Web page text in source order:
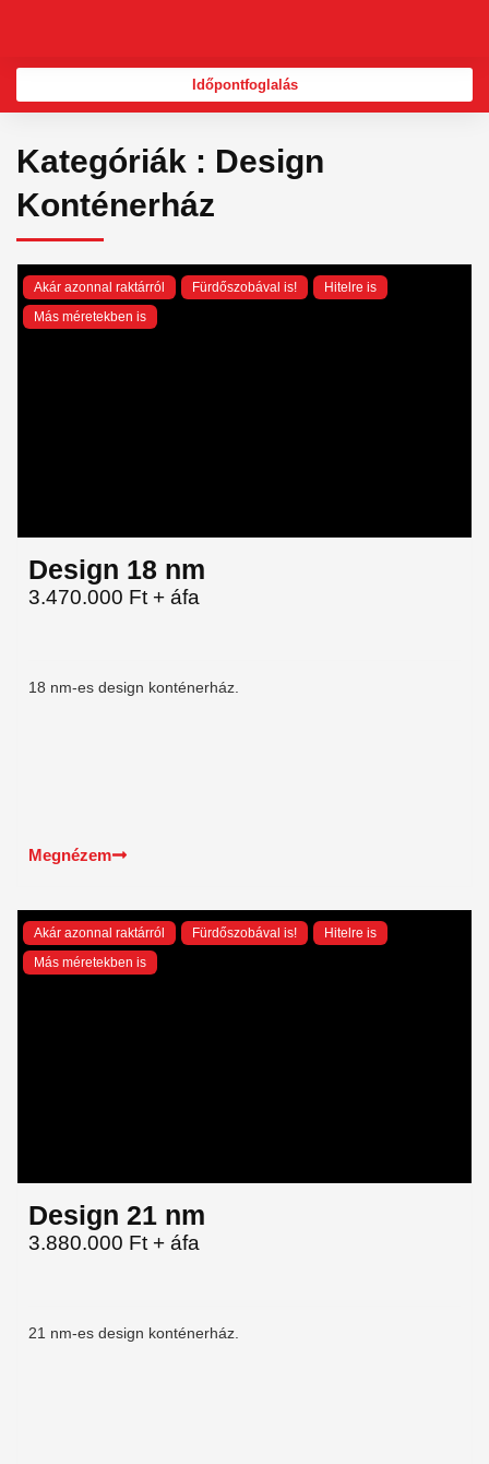
Időpontfoglalás
Kategóriák : Design
Konténerház
Akár azonnal raktárról Fürdőszobával is!
Hitelre is
Más méretekben is
Design 18 nm
3.470.000 Ft + áfa
18 nm-es design konténerház.
Megnézem
Akár azonnal raktárról Fürdőszobával is!
Hitelre is
Más méretekben is
Design 21 nm
3.880.000 Ft + áfa
21 nm-es design konténerház.